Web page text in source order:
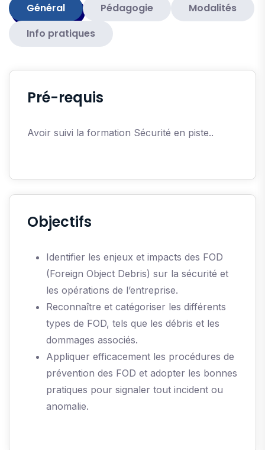
Général Pédagogie
Modalités
Info pratiques
Pré-requis
Avoir suivi la formation Sécurité en piste..
Objectifs
Identifier les enjeux et impacts des FOD
(Foreign Object Debris) sur la sécurité et
les opérations de l’entreprise.
Reconnaître et catégoriser les différents
types de FOD, tels que les débris et les
dommages associés.
Appliquer efficacement les procédures de
prévention des FOD et adopter les bonnes
pratiques pour signaler tout incident ou
anomalie.